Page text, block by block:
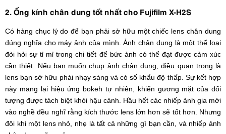
2. Ống kính chân dung tốt nhất cho Fujifilm X-H2S
Có hàng chục lý do để bạn phải sở hữu một chiếc lens chân dung
đúng nghĩa cho máy ảnh của mình. Ảnh chân dung là một thể loại
đòi hỏi sự tỉ mỉ trong chi tiết để bức ảnh có thể đạt được cảm xúc
cần thiết. Nếu bạn muốn chụp ảnh chân dung, điều quan trọng là
lens bạn sở hữu phải nhạy sáng và có số khẩu độ thấp. Sự kết hợp
này mang lại hiệu ứng bokeh tự nhiên, khiến gương mặt của đối
tượng được tách biệt khỏi hậu cảnh. Hầu hết các nhiếp ảnh gia mới
vào nghề đều nghĩ rằng kích thước lens lớn hơn sẽ tốt hơn. Nhưng
đôi khi một lens nhỏ, nhẹ là tất cả những gì bạn cần, và nhiếp ảnh